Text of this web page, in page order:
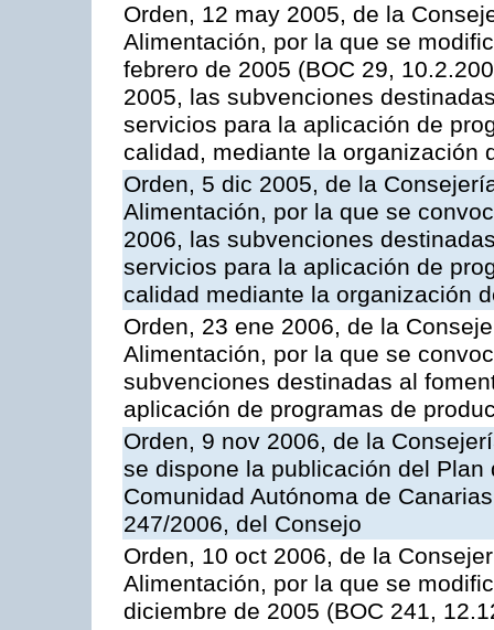
Orden, 12 may 2005, de la
Alimentación, por la que se
febrero de 2005 (BOC 29,
2005, las subvenciones
servicios para la aplicación de
calidad, mediante la organización
Orden, 5 dic 2005, de la
Alimentación, por la que se
2006, las subvenciones
servicios para la aplicación de
calidad mediante la organización
Orden, 23 ene 2006, de la
Alimentación, por la que se
subvenciones destinadas al
aplicación de programas de
Orden, 9 nov 2006, de la
se dispone la publicación del
Comunidad Autónoma de
247/2006, del Consejo
Orden, 10 oct 2006, de la
Alimentación, por la que se
diciembre de 2005 (BOC 241,